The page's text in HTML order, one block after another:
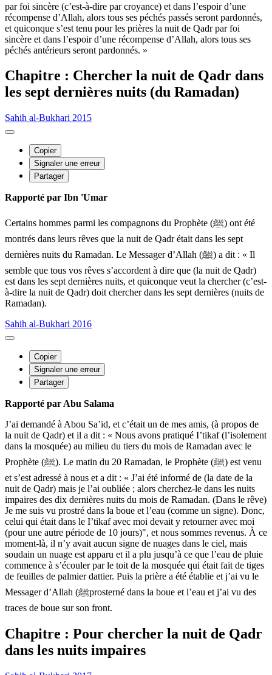
par foi sincère (c’est-à-dire par croyance) et dans l’espoir d’une
récompense d’Allah, alors tous ses péchés passés seront pardonnés,
et quiconque s’est tenu pour les prières la nuit de Qadr par foi
sincère et dans l’espoir d’une récompense d’Allah, alors tous ses
péchés antérieurs seront pardonnés. »
Chapitre : Chercher la nuit de Qadr dans
les sept dernières nuits (du Ramadan)
Sahih al-Bukhari 2015
Copier
Signaler une erreur
Partager
Rapporté par Ibn 'Umar
Certains hommes parmi les compagnons du Prophète (ﷺ) ont été
montrés dans leurs rêves que la nuit de Qadr était dans les sept
dernières nuits du Ramadan. Le Messager d’Allah (ﷺ) a dit : « Il
semble que tous vos rêves s’accordent à dire que (la nuit de Qadr)
est dans les sept dernières nuits, et quiconque veut la chercher (c’est-
à-dire la nuit de Qadr) doit chercher dans les sept dernières (nuits de
Ramadan).
Sahih al-Bukhari 2016
Copier
Signaler une erreur
Partager
Rapporté par Abu Salama
J’ai demandé à Abou Sa’id, et c’était un de mes amis, (à propos de
la nuit de Qadr) et il a dit : « Nous avons pratiqué I’tikaf (l’isolement
dans la mosquée) au milieu du tiers du mois de Ramadan avec le
Prophète (ﷺ). Le matin du 20 Ramadan, le Prophète (ﷺ) est venu
et s’est adressé à nous et a dit : « J’ai été informé de (la date de la
nuit de Qadr) mais je l’ai oubliée ; alors cherchez-le dans les nuits
impaires des dix dernières nuits du mois de Ramadan. (Dans le rêve)
Je me suis vu prostré dans la boue et l’eau (comme un signe). Donc,
celui qui était dans le I’tikaf avec moi devait y retourner avec moi
(pour une autre période de 10 jours)", et nous sommes revenus. À ce
moment-là, il n’y avait aucun signe de nuages dans le ciel, mais
soudain un nuage est apparu et il a plu jusqu’à ce que l’eau de pluie
commence à s’écouler par le toit de la mosquée qui était fait de tiges
de feuilles de palmier dattier. Puis la prière a été établie et j’ai vu le
Messager d’Allah (ﷺprosterné dans la boue et l’eau et j’ai vu des
traces de boue sur son front.
Chapitre : Pour chercher la nuit de Qadr
dans les nuits impaires